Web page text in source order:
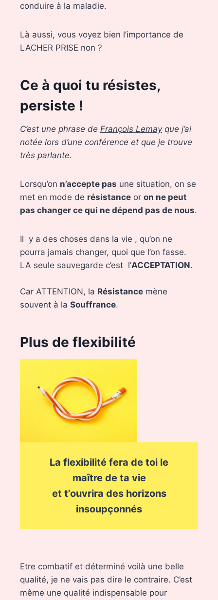
conduire à la maladie.
Là aussi, vous voyez bien l’importance de
LACHER PRISE non ?
Ce à quoi tu résistes,
persiste !
C’est une phrase de François Lemayque j’ai
notée lors d’une conférence et que je trouve
très parlante.
Lorsqu’on n’accepte pas une situation, on se
met en mode de résistanceor on ne peut
pas changer ce qui ne dépend pas de nous.
Il y a des choses dans la vie , qu’on ne
pourra jamais changer, quoi que l’on fasse.
LA seule sauvegarde c’est l’ACCEPTATION.
Car ATTENTION, la Résistancemène
souvent à la Souffrance.
Plus de flexibilité
La flexibilité fera de toi le
maître de ta vie
et t’ouvrira des horizons
insoupçonnés
Etre combatif et déterminé voilà une belle
qualité, je ne vais pas dire le contraire. C’est
même une qualité indispensable pour